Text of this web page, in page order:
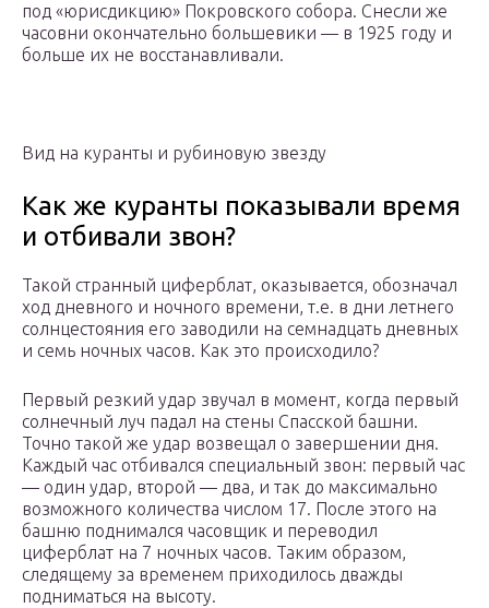
под «юрисдикцию» Покровского собора. Снесли же
часовни окончательно большевики — в 1925 году и
больше их не восстанавливали.
Вид на куранты и рубиновую звезду
Как же куранты показывали время
и отбивали звон?
Такой странный циферблат, оказывается, обозначал
ход дневного и ночного времени, т.е. в дни летнего
солнцестояния его заводили на семнадцать дневных
и семь ночных часов. Как это происходило?
Первый резкий удар звучал в момент, когда первый
солнечный луч падал на стены Спасской башни.
Точно такой же удар возвещал о завершении дня.
Каждый час отбивался специальный звон: первый час
— один удар, второй — два, и так до максимально
возможного количества числом 17. После этого на
башню поднимался часовщик и переводил
циферблат на 7 ночных часов. Таким образом,
следящему за временем приходилось дважды
подниматься на высоту.